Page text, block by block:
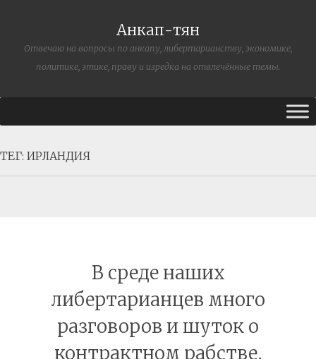
Анкап-тян
Отвечаю на вопросы по анкапу, либертарианству, экономике,
политике, этике, праву и изредка на отвлечённые темы.
ТЕГ: ИРЛАНДИЯ
В среде наших
либертарианцев много
разговоров и шуток о
контрактном рабстве.